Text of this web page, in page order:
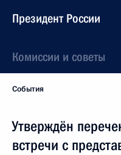
Президент России
Комиссии и советы
События
Утверждён
встречи с